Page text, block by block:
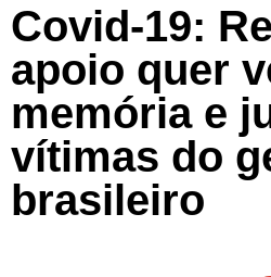
Covid-19:
apoio quer
memória e
vítimas do
brasileiro